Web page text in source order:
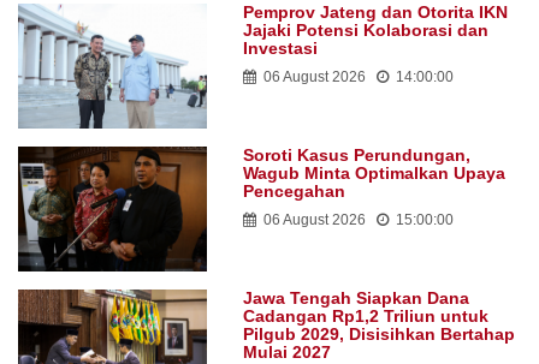
Pemprov Jateng dan Otorita IKN
Jajaki Potensi Kolaborasi dan
Investasi
06 August 2026 14:00:00
Soroti Kasus Perundungan,
Wagub Minta Optimalkan Upaya
Pencegahan
06 August 2026 15:00:00
Jawa Tengah Siapkan Dana
Cadangan Rp1,2 Triliun untuk
Pilgub 2029, Disisihkan Bertahap
Mulai 2027